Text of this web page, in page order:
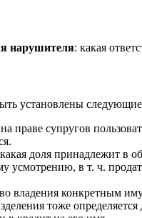
нарушителя: какая
установлены следующие
праве супругов
доля принадлежит
усмотрению, в т. ч.
владения конкретным
тоже